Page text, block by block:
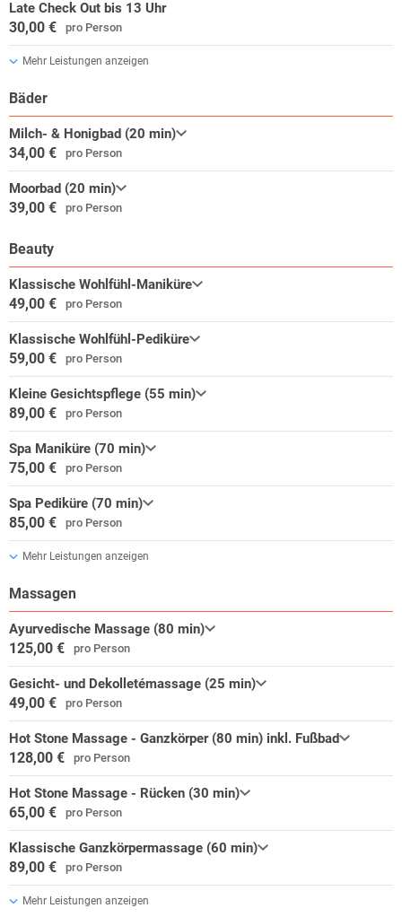
Late Check Out bis 13 Uhr
30,00 € pro Person
Mehr Leistungen anzeigen
Bäder
Milch- & Honigbad (20 min)
34,00 € pro Person
Moorbad (20 min)
39,00 € pro Person
Beauty
Klassische Wohlfühl-Maniküre
49,00 € pro Person
Klassische Wohlfühl-Pediküre
59,00 € pro Person
Kleine Gesichtspflege (55 min)
89,00 € pro Person
Spa Maniküre (70 min)
75,00 € pro Person
Spa Pediküre (70 min)
85,00 € pro Person
Mehr Leistungen anzeigen
Massagen
Ayurvedische Massage (80 min)
125,00 € pro Person
Gesicht- und Dekolletémassage (25 min)
49,00 € pro Person
Hot Stone Massage - Ganzkörper (80 min) inkl. Fußbad
128,00 € pro Person
Hot Stone Massage - Rücken (30 min)
65,00 € pro Person
Klassische Ganzkörpermassage (60 min)
89,00 € pro Person
Mehr Leistungen anzeigen